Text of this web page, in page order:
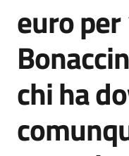
Seguici
su
euro
chi ha